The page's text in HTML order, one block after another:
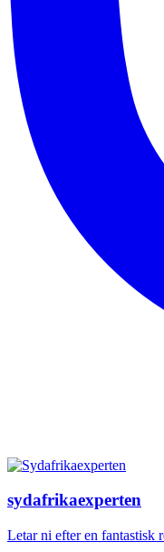
sydafrikaexperten
Letar ni efter en fantastisk